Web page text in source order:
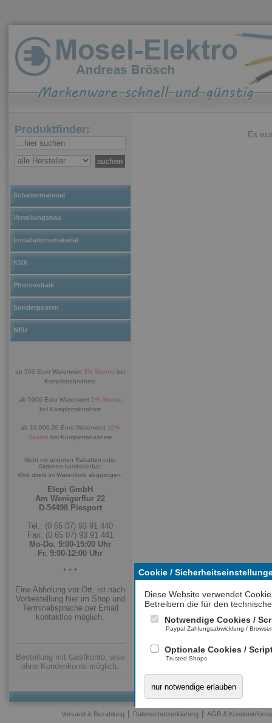
Cookie /
Diese Website verwendet
Betreibern die für den
Notwendige Cookies /
Paypal Zahlungsabwicklung /
Optionale Cookies /
Trusted Shops
nur notwendige erlauben
Produktfinder:
Schaltermaterial
Verteilungsbau
Installationsmaterial
KNX
Photovoltaik
Sonderposten
NEU
ab 500 Euro Warenwert 3% Skonto bei
Komplettabnahme
ab 5000 Euro Warenwert 5% Skonto
bei Komplettabnahme
ab 10.000,00 Euro Warenwert 10%
Skonto bei Komplettabnahme
Nicht mit anderen Rabatten oder
Aktionen kombinierbar.
Wird direkt im Warenkorb abgezogen.
Elepi GmbH
Am Wenigerflur 22
D-54498 Piesport
Tel.: (0 65 07) 93 91 440
Fax: (0 65 07) 93 91 441
Mo-Do. 9:00-15:00 Uhr
Fr. 9:00-12:00 Uhr
* * *
Eine Abholung vor Ort, ist nach
Vorbestellung hier im Shop und
Terminabsprache per Email
kontaktlos möglich.
Bestellung mit Gastkonto, also
ohne Kundenkonto möglich.
Es
Versand & Bezahlung | Datenschutzerklärung | AGB &